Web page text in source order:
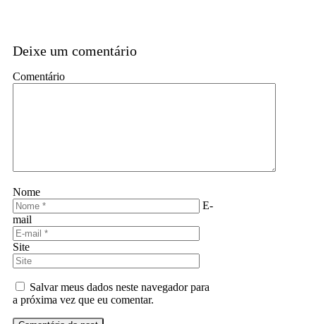
Deixe um comentário
Comentário
Nome
E-
mail
Site
Salvar meus dados neste navegador para
a próxima vez que eu comentar.